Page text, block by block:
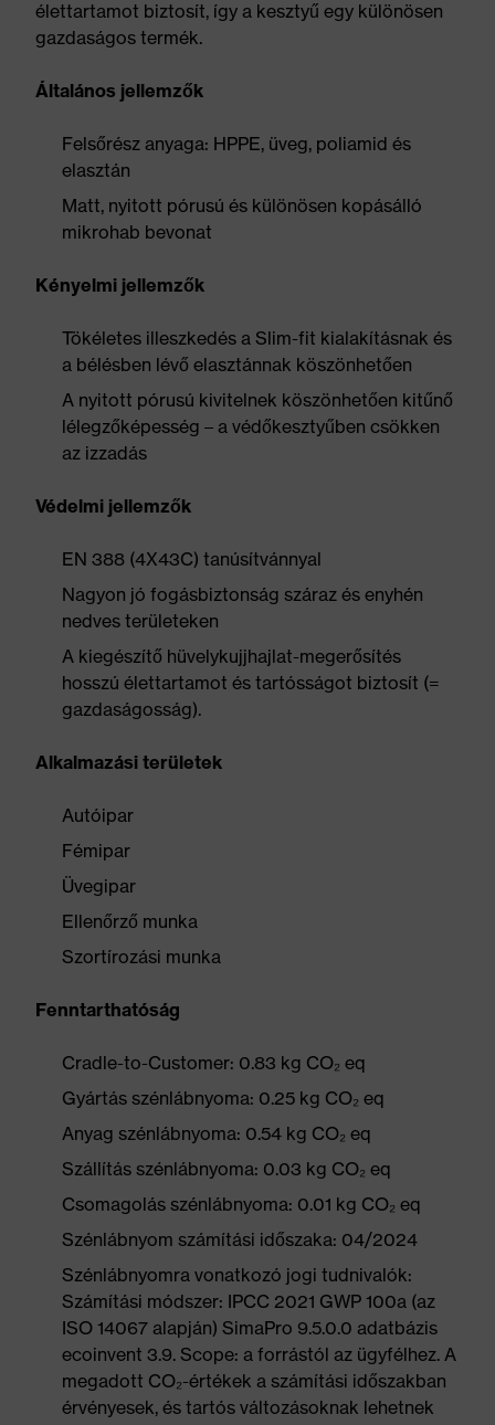
élettartamot biztosít, így a kesztyű egy különösen
gazdaságos termék.
Általános jellemzők
Felsőrész anyaga: HPPE, üveg, poliamid és
elasztán
Matt, nyitott pórusú és különösen kopásálló
mikrohab bevonat
Kényelmi jellemzők
Tökéletes illeszkedés a Slim-fit kialakításnak és
a bélésben lévő elasztánnak köszönhetően
A nyitott pórusú kivitelnek köszönhetően kitűnő
lélegzőképesség – a védőkesztyűben csökken
az izzadás
Védelmi jellemzők
EN 388 (4X43C) tanúsítvánnyal
Nagyon jó fogásbiztonság száraz és enyhén
nedves területeken
A kiegészítő hüvelykujjhajlat-megerősítés
hosszú élettartamot és tartósságot biztosít (=
gazdaságosság).
Alkalmazási területek
Autóipar
Fémipar
Üvegipar
Ellenőrző munka
Szortírozási munka
Fenntarthatóság
Cradle-to-Customer: 0.83 kg CO₂ eq
Gyártás szénlábnyoma: 0.25 kg CO₂ eq
Anyag szénlábnyoma: 0.54 kg CO₂ eq
Szállítás szénlábnyoma: 0.03 kg CO₂ eq
Csomagolás szénlábnyoma: 0.01 kg CO₂ eq
Szénlábnyom számítási időszaka: 04/2024
Szénlábnyomra vonatkozó jogi tudnivalók:
Számítási módszer: IPCC 2021 GWP 100a (az
ISO 14067 alapján) SimaPro 9.5.0.0 adatbázis
ecoinvent 3.9. Scope: a forrástól az ügyfélhez. A
megadott CO₂-értékek a számítási időszakban
érvényesek, és tartós változásoknak lehetnek